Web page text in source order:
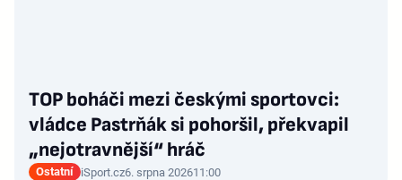
TOP boháči mezi českými sportovci:
vládce Pastrňák si pohoršil, překvapil
„nejotravnější“ hráč
Ostatní iSport.cz6. srpna 202611:00